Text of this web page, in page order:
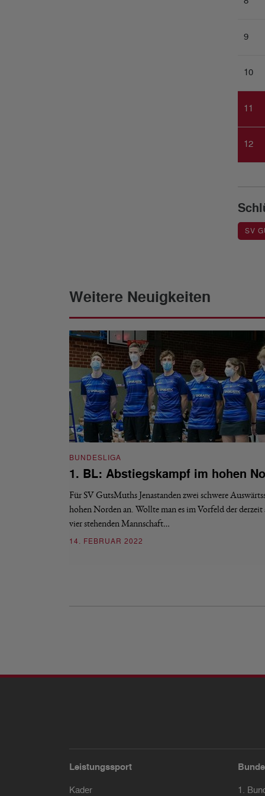
9
10
11
12
SV
Weitere Neuigkeiten
BUNDESLIGA
1. BL: Abstiegskampf im hohen
Für SV GutsMuths Jenastanden zwei schwere
hohen Norden an. Wollte man es im Vorfeld der derzeit
vier stehenden Mannschaft…
14. FEBRUAR 2022
Leistungssport
Kader 1.